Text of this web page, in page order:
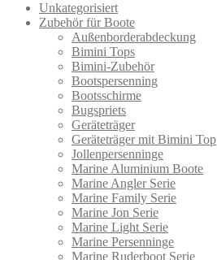
Unkategorisiert
Zubehör für Boote
Außenborderabdeckung
Bimini Tops
Bimini-Zubehör
Bootspersenning
Bootsschirme
Bugspriets
Geräteträger
Geräteträger mit Bimini Top
Jollenpersenninge
Marine Aluminium Boote
Marine Angler Serie
Marine Family Serie
Marine Jon Serie
Marine Light Serie
Marine Persenninge
Marine Ruderboot Serie